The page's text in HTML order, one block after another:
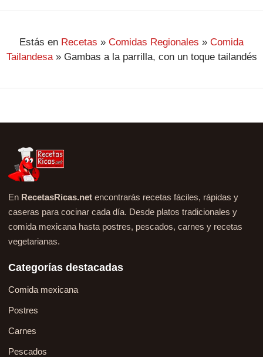
Estás en Recetas » Comidas Regionales » Comida
Tailandesa» Gambas a la parrilla, con un toque tailandés
En RecetasRicas.net encontrarás recetas fáciles, rápidas y
caseras para cocinar cada día. Desde platos tradicionales y
comida mexicana hasta postres, pescados, carnes y recetas
vegetarianas.
Categorías destacadas
Comida mexicana
Postres
Carnes
Pescados